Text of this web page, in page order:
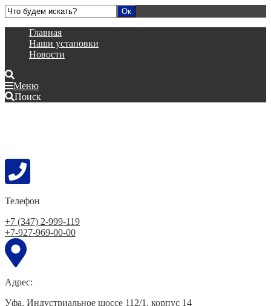
Главная
Наши установки
Новости
Меню
Поиск
Телефон
+7 (347) 2-999-119
+7-927-969-00-00
Адрес:
Уфа, Индустриальное шоссе 112/1, корпус 14